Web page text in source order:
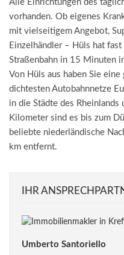
Alle Einrichtungen des
vorhanden. Ob eigenes
mit vielseitigem Angebot,
Einzelhändler – Hüls hat
Straßenbahn in 15 Minuten
Von Hüls aus haben Sie
dichtesten Autobahnnetze
in die Städte des Rheinlands
Kilometer sind es bis zum
beliebte niederländische
km entfernt.
IHR
Umberto Santoriello